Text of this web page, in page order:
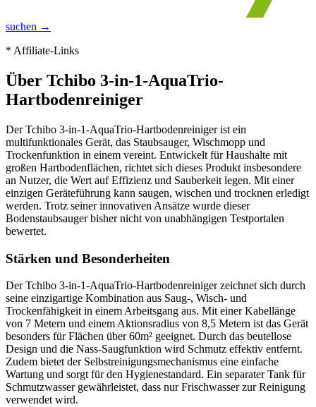
suchen →
* Affiliate-Links
Über Tchibo 3-in-1-AquaTrio-
Hartbodenreiniger
Der Tchibo 3-in-1-AquaTrio-Hartbodenreiniger ist ein
multifunktionales Gerät, das Staubsauger, Wischmopp und
Trockenfunktion in einem vereint. Entwickelt für Haushalte mit
großen Hartbodenflächen, richtet sich dieses Produkt insbesondere
an Nutzer, die Wert auf Effizienz und Sauberkeit legen. Mit einer
einzigen Geräteführung kann saugen, wischen und trocknen erledigt
werden. Trotz seiner innovativen Ansätze wurde dieser
Bodenstaubsauger bisher nicht von unabhängigen Testportalen
bewertet.
Stärken und Besonderheiten
Der Tchibo 3-in-1-AquaTrio-Hartbodenreiniger zeichnet sich durch
seine einzigartige Kombination aus Saug-, Wisch- und
Trockenfähigkeit in einem Arbeitsgang aus. Mit einer Kabellänge
von 7 Metern und einem Aktionsradius von 8,5 Metern ist das Gerät
besonders für Flächen über 60m² geeignet. Durch das beutellose
Design und die Nass-Saugfunktion wird Schmutz effektiv entfernt.
Zudem bietet der Selbstreinigungsmechanismus eine einfache
Wartung und sorgt für den Hygienestandard. Ein separater Tank für
Schmutzwasser gewährleistet, dass nur Frischwasser zur Reinigung
verwendet wird.